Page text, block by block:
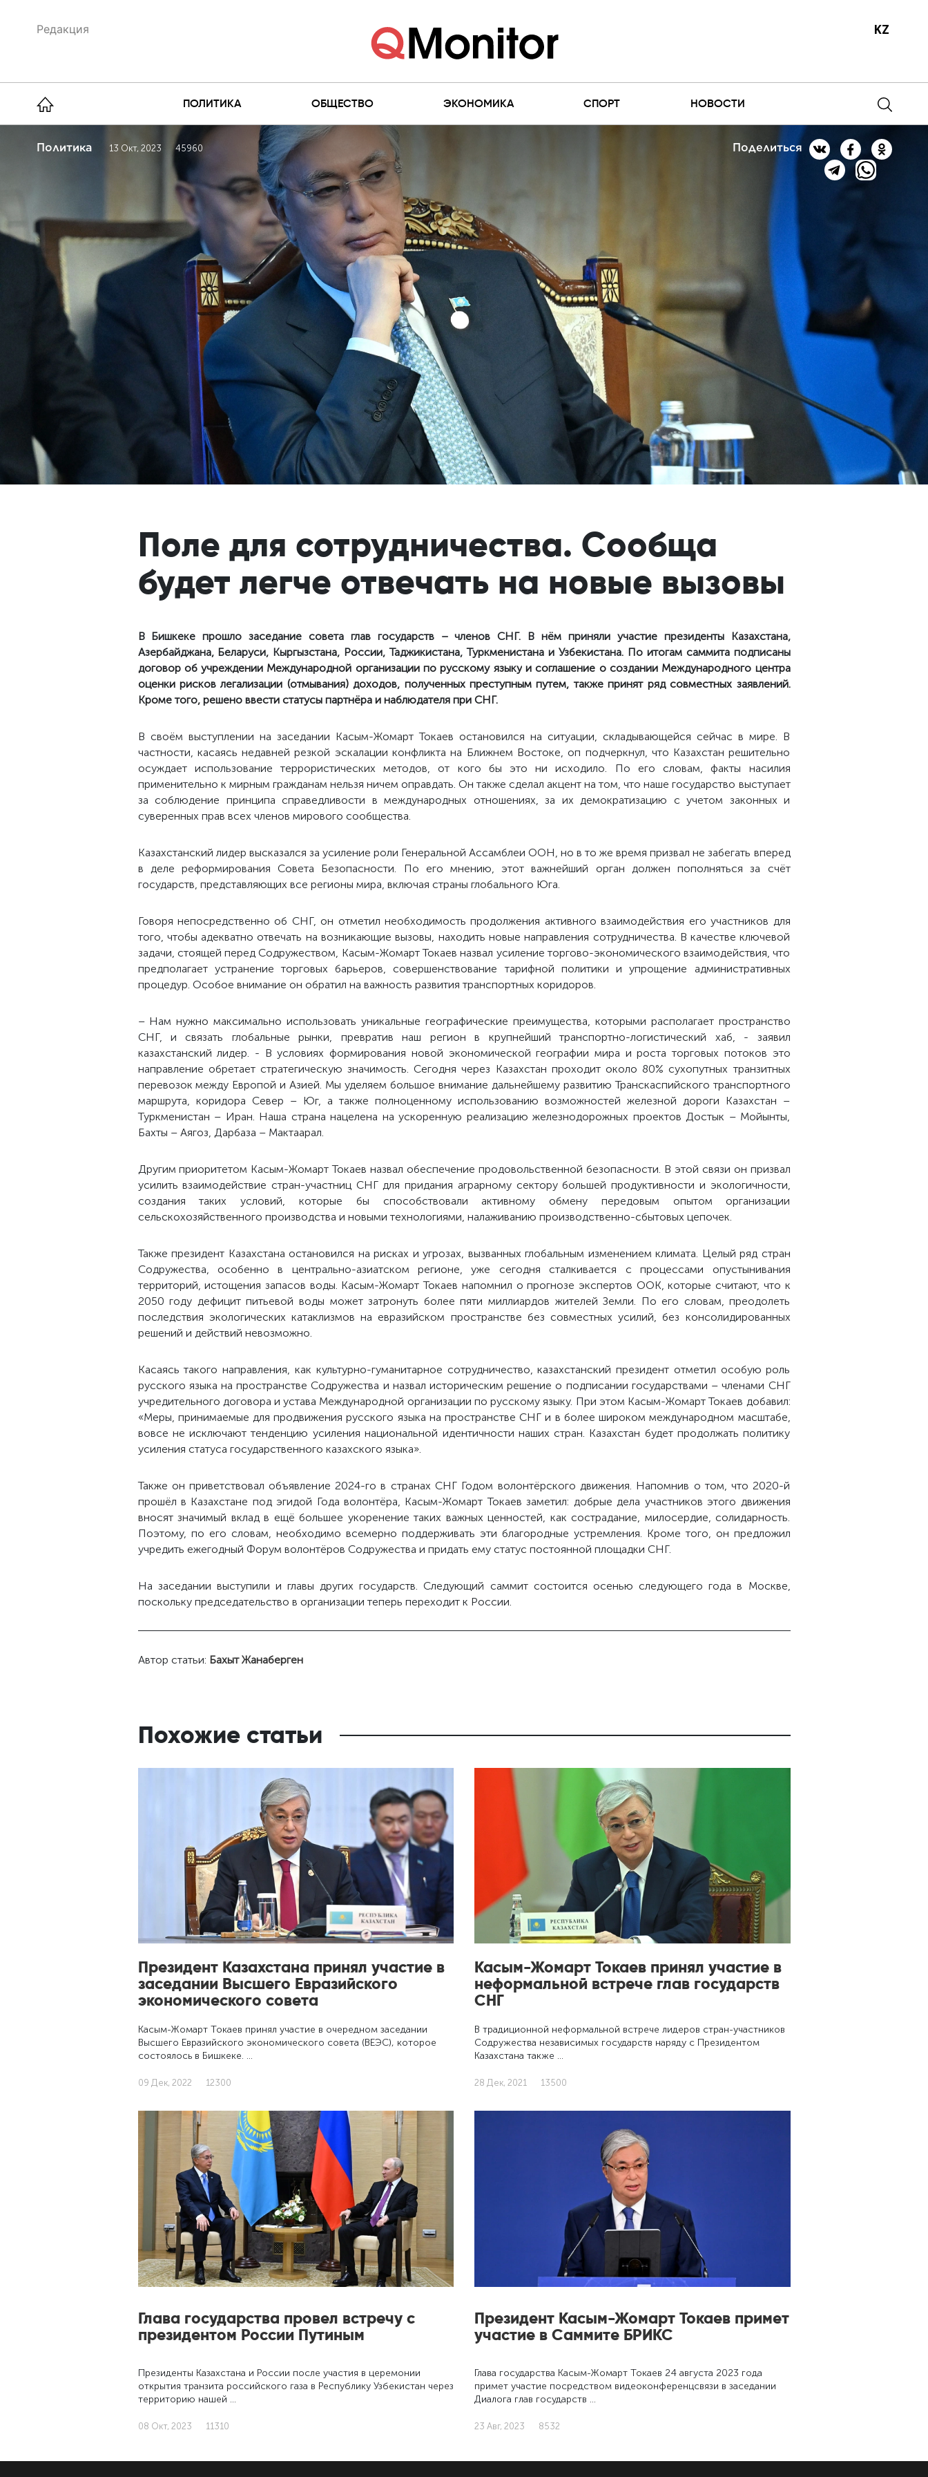
Редакция KZ
ПОЛИТИКА ОБЩЕСТВО ЭКОНОМИКА СПОРТ НОВОСТИ
Политика 13 Окт, 2023 45960 Поделиться
Поле для сотрудничества. Сообща
будет легче отвечать на новые вызовы
В Бишкеке прошлозаседание совета глав государств – членов СНГ. В нём приняли участие президенты Казахстана,
Азербайджана, Беларуси, Кыргызстана, России, Таджикистана, Туркменистана и Узбекистана. По итогам саммита подписаны
договор об учреждении Международной организации по русскому языкуисоглашение осоздании Международного центра
оценки рисков легализации (отмывания) доходов, полученных преступным путем, также принят рядсовместных заявлений.
Кроме того, решено ввести статусы партнёра и наблюдателя при СНГ.
В своём выступлении на заседании Касым-Жомарт Токаев остановился на ситуации, складывающейся сейчас в мире. В
частности, касаясь недавней резкой эскалации конфликта на Ближнем Востоке, оп подчеркнул, что Казахстан решительно
осуждает использование террористических методов, от кого бы это ни исходило. По его словам, факты насилия
применительно к мирным гражданам нельзя ничем оправдать. Он также сделал акцент на том, что наше государство выступает
за соблюдение принципа справедливости в международных отношениях, за их демократизацию с учетом законных и
суверенных прав всех членов мирового сообщества.
Казахстанский лидер высказался за усиление роли Генеральной Ассамблеи ООН, но в то же время призвал не забегать вперед
в деле реформирования Совета Безопасности. По его мнению, этот важнейший орган должен пополняться за счёт
государств, представляющих все регионы мира, включая страны глобального Юга.
Говоря непосредственно об СНГ, он отметил необходимость продолжения активного взаимодействия его участников для
того, чтобы адекватно отвечать на возникающие вызовы, находить новые направления сотрудничества. В качестве ключевой
задачи, стоящей перед Содружеством, Касым-Жомарт Токаев назвал усиление торгово-экономического взаимодействия, что
предполагает устранение торговых барьеров, совершенствование тарифной политики и упрощение административных
процедур. Особое внимание он обратил на важность развития транспортных коридоров.
– Нам нужно максимально использовать уникальные географические преимущества, которыми располагает пространство
СНГ, и связать глобальные рынки, превратив наш регион в крупнейший транспортно-логистический хаб, - заявил
казахстанский лидер. - В условиях формирования новой экономической географии мира и роста торговых потоков это
направление обретает стратегическую значимость. Сегодня через Казахстан проходит около 80% сухопутных транзитных
перевозок между Европой и Азией. Мы уделяем большое внимание дальнейшему развитию Транскаспийского транспортного
маршрута, коридора Север – Юг, а также полноценному использованию возможностей железной дороги Казахстан –
Туркменистан – Иран. Наша страна нацелена на ускоренную реализацию железнодорожных проектов Достык – Мойынты,
Бахты – Аягоз, Дарбаза – Мактаарал.
Другим приоритетом Касым-Жомарт Токаев назвал обеспечение продовольственной безопасности. В этой связи он призвал
усилить взаимодействие стран-участниц СНГ для придания аграрному сектору большей продуктивности и экологичности,
создания таких условий, которые бы способствовали активному обмену передовым опытом организации
сельскохозяйственного производства и новыми технологиями, налаживанию производственно-сбытовых цепочек.
Также президент Казахстана остановился на рисках и угрозах, вызванных глобальным изменением климата. Целый ряд стран
Содружества, особенно в центрально-азиатском регионе, уже сегодня сталкивается с процессами опустынивания
территорий, истощения запасов воды. Касым-Жомарт Токаев напомнил о прогнозе экспертов ООК, которые считают, что к
2050 году дефицит питьевой воды может затронуть более пяти миллиардов жителей Земли. По его словам, преодолеть
последствия экологических катаклизмов на евразийском пространстве без совместных усилий, без консолидированных
решений и действий невозможно.
Касаясь такого направления, как культурно-гуманитарное сотрудничество, казахстанский президент отметил особую роль
русского языка на пространстве Содружества и назвал историческим решение о подписании государствами – членами СНГ
учредительного договора и устава Международной организации по русскому языку. При этом Касым-Жомарт Токаев добавил:
«Меры, принимаемые для продвижения русского языка на пространстве СНГ и в более широком международном масштабе,
вовсе не исключают тенденцию усиления национальной идентичности наших стран. Казахстан будет продолжать политику
усиления статуса государственного казахского языка».
Также он приветствовал объявление 2024-го в странах СНГ Годом волонтёрского движения. Напомнив о том, что 2020-й
прошёл в Казахстане под эгидой Года волонтёра, Касым-Жомарт Токаев заметил: добрые дела участников этого движения
вносят значимый вклад в ещё большее укоренение таких важных ценностей, как сострадание, милосердие, солидарность.
Поэтому, по его словам, необходимо всемерно поддерживать эти благородные устремления. Кроме того, он предложил
учредить ежегодный Форум волонтёров Содружества и придать ему статус постоянной площадки СНГ.
На заседании выступили и главы других государств. Следующий саммит состоится осенью следующего года в Москве,
поскольку председательство в организации теперь переходит к России.
Автор статьи: Бахыт Жанаберген
Похожие статьи
Президент Казахстана принял участие в
заседании Высшего Евразийского
экономического совета
Касым-Жомарт Токаев принял участие в очередном заседании
Высшего Евразийского экономического совета (ВЕЭС), которое
состоялось в Бишкеке. …
09 Дек, 2022 12300
Касым-Жомарт Токаев принял участие в
неформальной встрече глав государств
СНГ
В традиционной неформальной встрече лидеров стран-участников
Содружества независимых государств наряду с Президентом
Казахстана также …
28 Дек, 2021 13500
Глава государства провел встречу с
президентом России Путиным
Президенты Казахстана и России после участия в церемонии
открытия транзита российского газа в Республику Узбекистан через
территорию нашей …
08 Окт, 2023 11310
Президент Касым-Жомарт Токаев примет
участие в Саммите БРИКС
Глава государства Касым-Жомарт Токаев 24 августа 2023 года
примет участие посредством видеоконференцсвязи в заседании
Диалога глав государств …
23 Авг, 2023 8532